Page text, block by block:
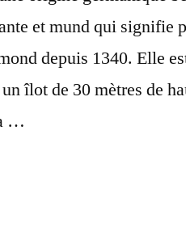
et mund qui signifie
depuis 1340. Elle
îlot de 30 mètres de
…